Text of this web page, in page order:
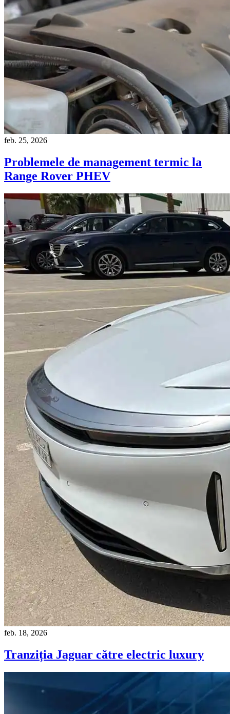
feb. 25, 2026
Problemele de management termic la
Range Rover PHEV
feb. 18, 2026
Tranziția Jaguar către electric luxury